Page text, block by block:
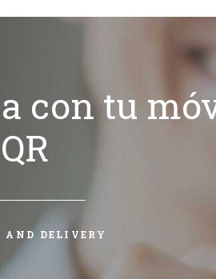
con tu
AND DELIVERY